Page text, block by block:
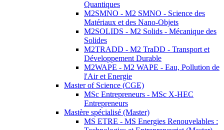
Quantiques
M2SMNO - M2 SMNO - Science des
Matériaux et des Nano-Objets
M2SOLIDS - M2 Solids - Mécanique des
Solides
M2TRADD - M2 TraDD - Transport et
Développement Durable
M2WAPE - M2 WAPE - Eau, Pollution de
l'Air et Energie
Master of Science (CGE)
MSc Entrepreneurs - MSc X-HEC
Entrepreneurs
Mastère spécialisé (Master)
MS ETRE - MS Energies Renouvelables :